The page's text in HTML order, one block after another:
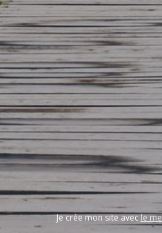
Je crée mon site avecle